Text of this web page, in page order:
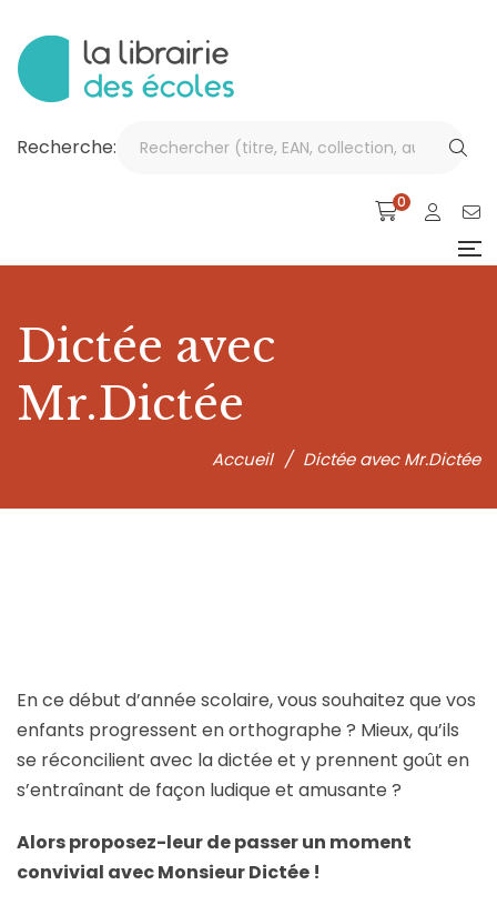
Recherche:
0
Dictée avec
Mr.Dictée
Accueil / Dictée avec Mr.Dictée
En ce début d’année scolaire, vous souhaitez que vos
enfants progressent en orthographe ? Mieux, qu’ils
se réconcilient avec la dictée et y prennent goût en
s’entraînant de façon ludique et amusante ?
Alors proposez-leur de passer un moment
convivial avec Monsieur Dictée !